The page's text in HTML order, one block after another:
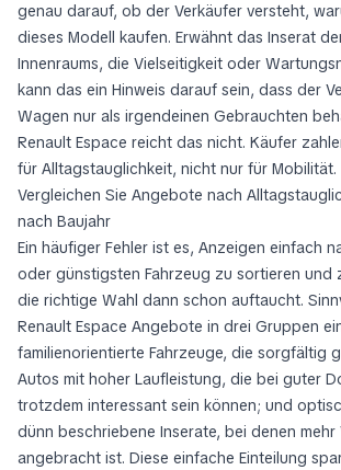
genau darauf, ob der Verkäufer versteht,
dieses Modell kaufen. Erwähnt das Inserat
Innenraums, die Vielseitigkeit oder
kann das ein Hinweis darauf sein, dass der
Wagen nur als irgendeinen Gebrauchten
Renault Espace reicht das nicht. Käufer
für Alltagstauglichkeit, nicht nur für Mobilität.
Vergleichen Sie Angebote nach
nach Baujahr
Ein häufiger Fehler ist es, Anzeigen einfach
oder günstigsten Fahrzeug zu sortieren und
die richtige Wahl dann schon auftaucht.
Renault Espace Angebote in drei Gruppen
familienorientierte Fahrzeuge, die sorgfältig
Autos mit hoher Laufleistung, die bei guter
trotzdem interessant sein können; und
dünn beschriebene Inserate, bei denen mehr
angebracht ist. Diese einfache Einteilung